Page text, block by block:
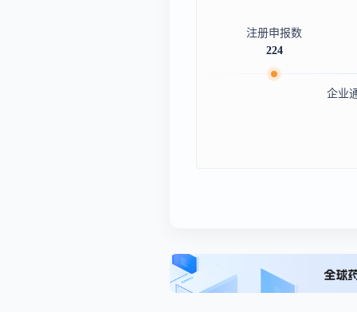
注册申报数
224
企业